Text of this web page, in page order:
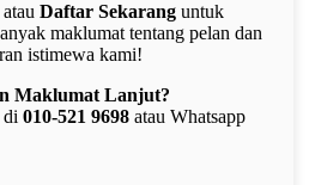
atau Daftar Sekarang untuk
maklumat tentang pelan dan
istimewa kami!
Maklumat Lanjut?
di 010-521 9698 atau Whatsapp